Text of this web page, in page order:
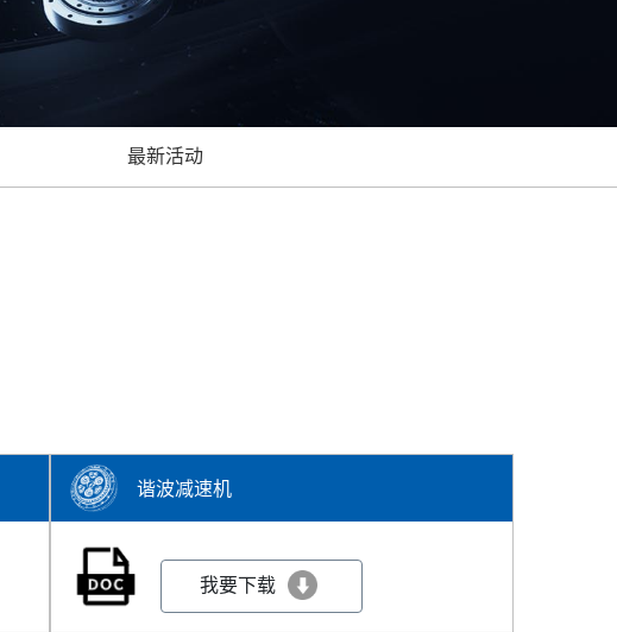
最新活动
谐波减速机
我要下载